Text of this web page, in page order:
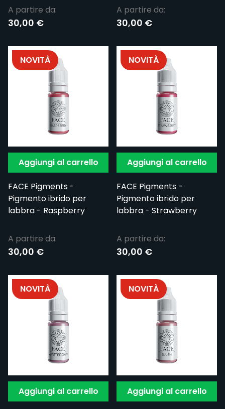
A partire da:
30,00 €
A partire da:
30,00 €
Aggiungi al carrello
FACE Pigments -
Pigmento ibrido per
labbra - Raspberry
NOVITÀ
A partire da:
30,00 €
Aggiungi al carrello
FACE Pigments -
Pigmento ibrido per
labbra - Strawberry
NOVITÀ
A partire da:
30,00 €
Aggiungi al carrello
NOVITÀ
Aggiungi al carrello
NOVITÀ